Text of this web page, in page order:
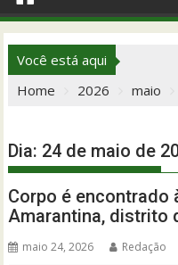
Você está aqui
Home
2026 maio
Dia: 24 de maio de
Corpo é encontrado
Amarantina, distrito
maio 24, 2026 Redação